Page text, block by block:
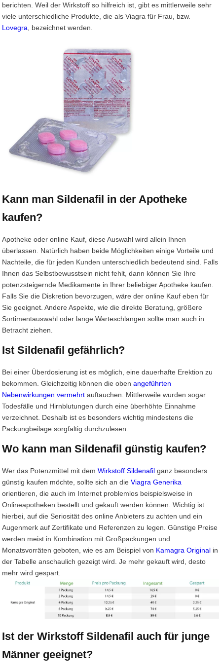
berichten. Weil der Wirkstoff so hilfreich ist, gibt es mittlerweile sehr
viele unterschiedliche Produkte, die als Viagra für Frau, bzw.
Lovegra , bezeichnet werden.
Kann man Sildenafil in der Apotheke
kaufen?
Apotheke oder online Kauf, diese Auswahl wird allein Ihnen
überlassen. Natürlich haben beide Möglichkeiten einige Vorteile und
Nachteile, die für jeden Kunden unterschiedlich bedeutend sind. Falls
Ihnen das Selbstbewusstsein nicht fehlt, dann können Sie Ihre
potenzsteigernde Medikamente in Ihrer beliebiger Apotheke kaufen.
Falls Sie die Diskretion bevorzugen, wäre der online Kauf eben für
Sie geeignet. Andere Aspekte, wie die direkte Beratung, größere
Sortimentauswahl oder lange Warteschlangen sollte man auch in
Betracht ziehen.
Ist Sildenafil gefährlich?
Bei einer Überdosierung ist es möglich, eine dauerhafte Erektion zu
bekommen. Gleichzeitig können die obenangeführten
Nebenwirkungen vermehrt auftauchen. Mittlerweile wurden sogar
Todesfälle und Hirnblutungen durch eine überhöhte Einnahme
verzeichnet. Deshalb ist es besonders wichtig mindestens die
Packungbeilage sorgfaltig durchzulesen.
Wo kann man Sildenafil günstig kaufen?
Wer das Potenzmittel mit dem Wirkstoff Sildenafil ganz besonders
günstig kaufen möchte, sollte sich an die Viagra Generika
orientieren, die auch im Internet problemlos beispielsweise in
Onlineapotheken bestellt und gekauft werden können. Wichtig ist
hierbei, auf die Seriosität des online Anbieters zu achten und ein
Augenmerk auf Zertifikate und Referenzen zu legen. Günstige Preise
werden meist in Kombination mit Großpackungen und
Monatsvorräten geboten, wie es am Beispiel von Kamagra Original in
der Tabelle anschaulich gezeigt wird. Je mehr gekauft wird, desto
mehr wird gespart.
Ist der Wirkstoff Sildenafil auch für junge
Männer geeignet?